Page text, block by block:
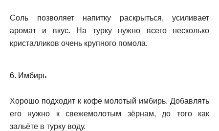
Соль позволяет напитку раскрыться, усиливает
аромат и вкус. На турку нужно всего несколько
кристалликов очень крупного помола.
6. Имбирь
Хорошо подходит к кофе молотый имбирь. Добавлять
его нужно к свежемолотым зёрнам, до того как
зальёте в турку воду.